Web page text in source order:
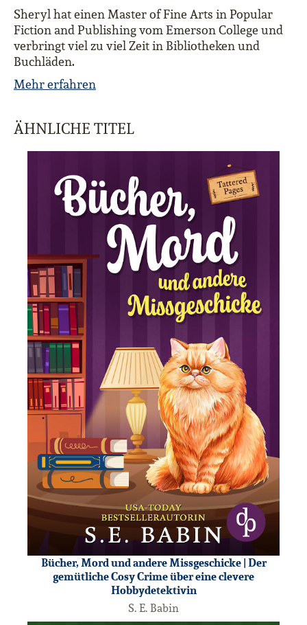
Sheryl hat einen Master of Fine Arts in Popular
Fiction and Publishing vom Emerson College und
verbringt viel zu viel Zeit in Bibliotheken und
Buchläden.
Mehr erfahren
ÄHNLICHE TITEL
Bücher, Mord und andere Missgeschicke | Der
gemütliche Cosy Crime über eine clevere
Hobbydetektivin
S. E. Babin